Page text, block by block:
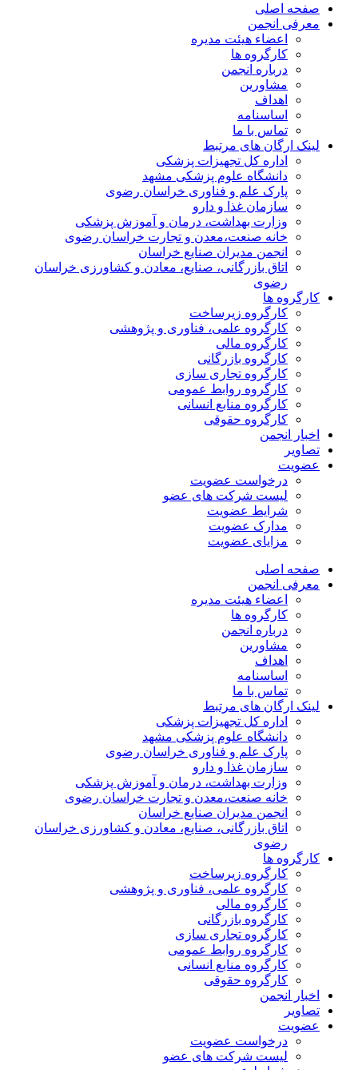
صفحه اصلی
معرفی انجمن
اعضاء هیئت مدیره
کارگروه ها
درباره انجمن
مشاورین
اهداف
اساسنامه
تماس با ما
لینک ارگان های مرتبط
اداره کل تجهیزات پزشکی
دانشگاه علوم پزشکی مشهد
پارک علم و فناوری خراسان رضوی
سازمان غذا و دارو
وزارت بهداشت، درمان و آموزش پزشکی
خانه صنعت،معدن و تجارت خراسان رضوی
انجمن مدیران صنایع خراسان
اتاق بازرگانی، صنایع، معادن و کشاورزی خراسان
رضوی
کارگروه ها
کارگروه زیرساخت
کارگروه علمی، فناوری و پژوهشی
کارگروه مالی
کارگروه بازرگانی
کارگروه تجاری سازی
کارگروه روابط عمومی
کارگروه منابع انسانی
کارگروه حقوقی
اخبار انجمن
تصاویر
عضویت
درخواست عضویت
لیست شرکت های عضو
شرایط عضویت
مدارک عضویت
مزایای عضویت
صفحه اصلی
معرفی انجمن
اعضاء هیئت مدیره
کارگروه ها
درباره انجمن
مشاورین
اهداف
اساسنامه
تماس با ما
لینک ارگان های مرتبط
اداره کل تجهیزات پزشکی
دانشگاه علوم پزشکی مشهد
پارک علم و فناوری خراسان رضوی
سازمان غذا و دارو
وزارت بهداشت، درمان و آموزش پزشکی
خانه صنعت،معدن و تجارت خراسان رضوی
انجمن مدیران صنایع خراسان
اتاق بازرگانی، صنایع، معادن و کشاورزی خراسان
رضوی
کارگروه ها
کارگروه زیرساخت
کارگروه علمی، فناوری و پژوهشی
کارگروه مالی
کارگروه بازرگانی
کارگروه تجاری سازی
کارگروه روابط عمومی
کارگروه منابع انسانی
کارگروه حقوقی
اخبار انجمن
تصاویر
عضویت
درخواست عضویت
لیست شرکت های عضو